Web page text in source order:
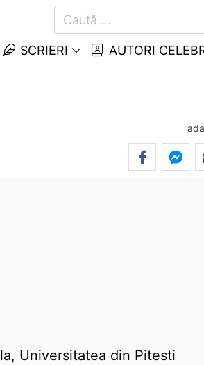
SCRIERI AUTORI
Universitatea din Pitesti